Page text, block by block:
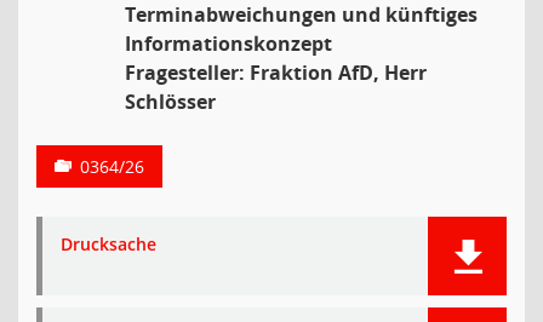
Terminabweichungen und künftiges
Informationskonzept
Fragesteller: Fraktion AfD, Herr
Schlösser
0364/26
Drucksache